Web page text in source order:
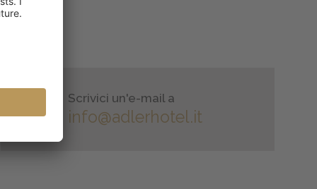
Scrivici un'e-mail a
info@adlerhotel.it